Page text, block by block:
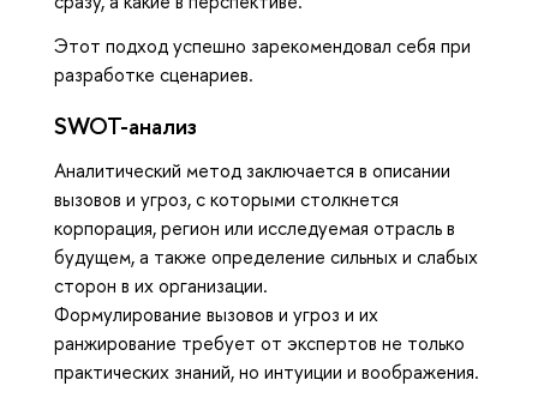
Этот подход успешно зарекомендовал себя при
разработке сценариев.
SWOT-анализ
Аналитический метод заключается в описании
вызовов и угроз, с которыми столкнется
корпорация, регион или исследуемая отрасль в
будущем, а также определение сильных и слабых
сторон в их организации.
Формулирование вызовов и угроз и их
ранжирование требует от экспертов не только
практических знаний, но интуиции и воображения.